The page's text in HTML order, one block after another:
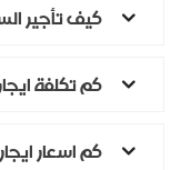
كيف تأجير
كم تكلفة
كم اسعار